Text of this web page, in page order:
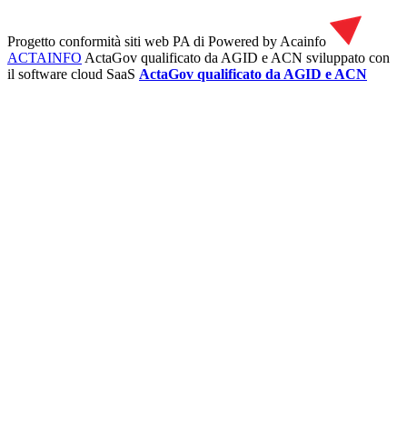
Progetto conformità siti web PA di Powered by Acainfo
ACTAINFO ActaGov qualificato da AGID e ACN sviluppato con
il software cloud SaaS ActaGov qualificato da AGID e ACN